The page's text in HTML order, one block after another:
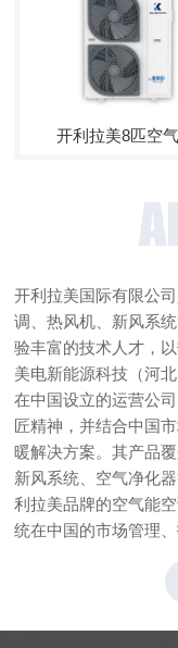
开利拉美8匹空
开利拉美国际有限公
调、热风机、新风系
验丰富的技术人才，
美电新能源科技（河
在中国设立的运营公
匠精神，并结合中国
暖解决方案。其产品
新风系统、空气净化
利拉美品牌的空气能
统在中国的市场管理